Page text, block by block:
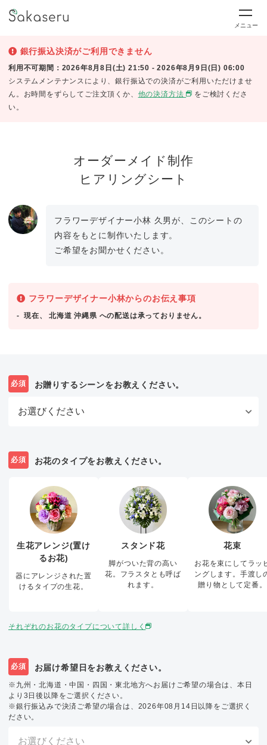
メニュー
銀行振込決済がご利用できません
利用不可期間：2026年8月8日(土) 21:50 - 2026年8月9日(日) 06:00
システムメンテナンスにより、銀行振込での決済がご利用いただけませ
ん。お時間をずらしてご注文頂くか、 他の決済方法
をご検討くださ
い。
オーダーメイド制作
ヒアリングシート
フラワーデザイナー小林 久男が、このシートの
内容をもとに制作いたします。
ご希望をお聞かせください。
フラワーデザイナー小林からのお伝え事項
現在、 北海道 沖縄県 への配送は承っておりません。
必須 お贈りするシーンをお教えください。
必須 お花のタイプをお教えください。
生花アレンジ(置け
るお花)
器にアレンジされた置
けるタイプの生花。
スタンド花
脚がついた背の高い
花。フラスタとも呼ば
れます。
花束
お花を束にしてラッ
ングします。手渡し
贈り物として定番。
それぞれのお花のタイプについて詳しく
必須 お届け希望日をお教えください。
※九州・北海道・中国・四国・東北地方へお届けご希望の場合は、本日
より3日後以降をご選択ください。
※銀行振込みで決済ご希望の場合は、2026年08月14日以降をご選択く
ださい。